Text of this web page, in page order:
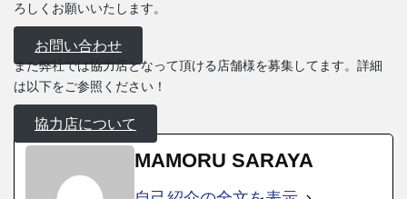
ろしくお願いいたします。
お問い合わせ
また弊社では協力店となって頂ける店舗様を募集してます。詳細
は以下をご参照ください！
協力店について
MAMORU SARAYA